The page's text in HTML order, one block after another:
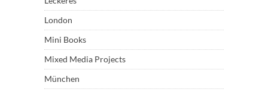
London
Mini Books
Mixed Media Projects
München